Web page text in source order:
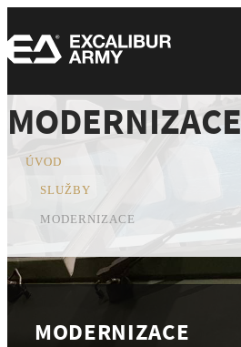
MODERNIZACE
ÚVOD
SLUŽBY
MODERNIZACE
MODERNIZACE